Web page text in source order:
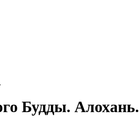
Будды. Алохань.